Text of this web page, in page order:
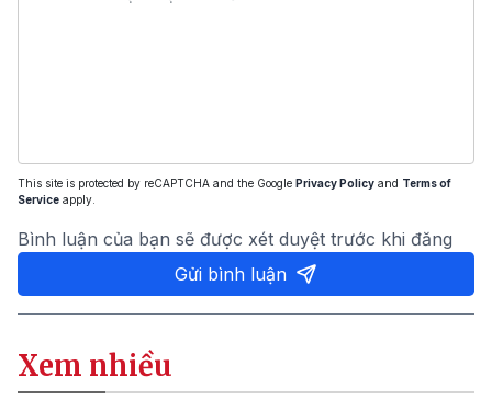
This site is protected by reCAPTCHA and the Google Privacy Policy and Terms of
Service apply.
Bình luận của bạn sẽ được xét duyệt trước khi đăng
Gửi bình luận
Xem nhiều